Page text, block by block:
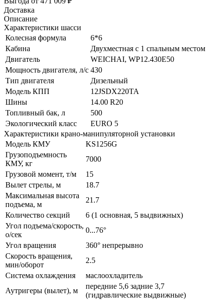
Доставка
Описание
Характеристики шасси
Колесная формула
6*6
Кабина
Двухместная с 1 спальным местом
Двигатель
WEICHAI, WP12.430Е50
Мощность двигателя, л/с 430
Тип двигателя
Дизельный
Модель КПП
12JSDX220TA
Шины
14.00 R20
Топливный бак, л
500
Экологический класс
EURO 5
Характеристики крано-манипуляторной установки
Модель КМУ
KS1256G
Грузоподъемность
КМУ, кг
7000
Грузовой момент, т/м
15
Вылет стрелы, м
18.7
Максимальная высота
подъема, м
21.7
Количество секций
6 (1 основная, 5 выдвижных)
Угол подъема/скорость,
о/сек
0...76°
Угол вращения
360° непрерывно
Скорость вращения,
мин/оборот
2.5
Система охлаждения
маслоохладитель
Аутригеры (вылет), м
передние 5,6 задние 3,7
(гидравлические выдвижные)